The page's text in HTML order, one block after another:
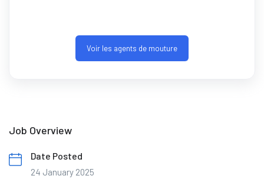
Voir les agents de mouture
Job Overview
Date Posted
24 January 2025